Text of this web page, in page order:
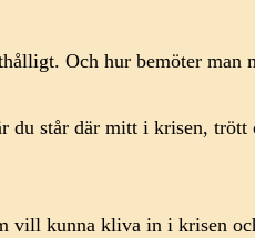
Och hur bemöter man
du står där mitt i krisen,
vill kunna kliva in i krisen